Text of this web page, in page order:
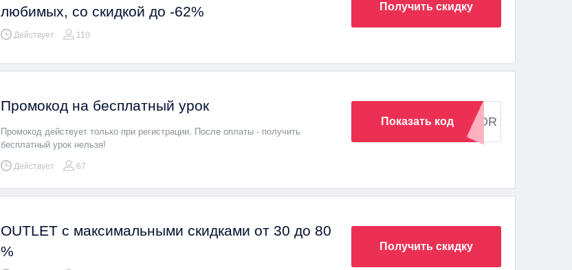
любимых, со скидкой до -62%
Действует 110
Получить скидку
Промокод на бесплатный урок
Промокод действует только при регистрации. После оплаты - получить
бесплатный урок нельзя!
Действует 67
Показать код
SUPERTUTOR
OUTLET с максимальными скидками от 30 до 80
%
Получить скидку